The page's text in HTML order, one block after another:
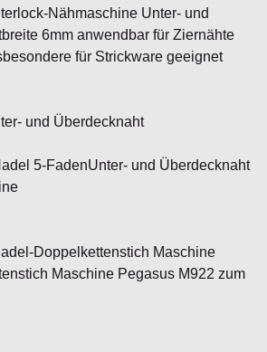
Nähmaschine Unter- und
6mm anwendbar für Ziernähte
für Strickware geeignet
und Überdecknaht
5-FadenUnter- und Überdecknaht
Doppelkettenstich Maschine
Maschine Pegasus M922 zum